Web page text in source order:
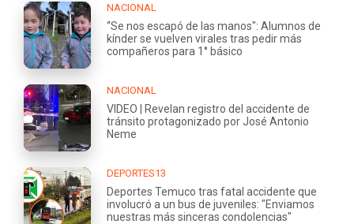
NACIONAL
“Se nos escapó de las manos": Alumnos de
kínder se vuelven virales tras pedir más
compañeros para 1° básico
NACIONAL
VIDEO | Revelan registro del accidente de
tránsito protagonizado por José Antonio
Neme
DEPORTES13
Deportes Temuco tras fatal accidente que
involucró a un bus de juveniles: "Enviamos
nuestras más sinceras condolencias"